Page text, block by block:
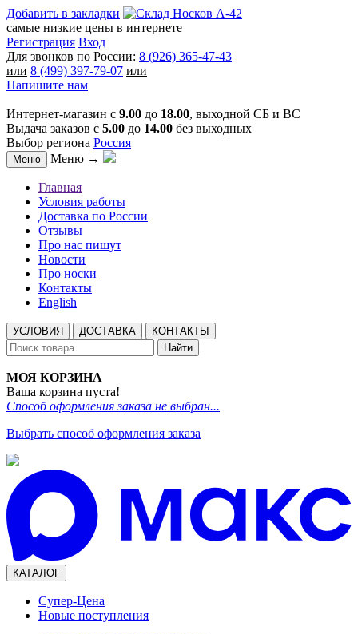
Добавить в закладки
самые низкие цены в интернете
Регистрация Вход
Для звонков по России: 8 (926) 365-47-43
или 8 (499) 397-79-07 или
Напишите нам
Интернет-магазин с 9.00 до 18.00, выходной СБ и ВС
Выдача заказов с 5.00 до 14.00 без выходных
Выбор региона Россия
Меню Меню →
Главная
Условия работы
Доставка по России
Отзывы
Про нас пишут
Новости
Про носки
Контакты
English
УСЛОВИЯ ДОСТАВКА
КОНТАКТЫ
Найти
МОЯ КОРЗИНА
Ваша корзина пуста!
Способ оформления заказа не выбран...
Выбрать способ оформления заказа
КАТАЛОГ
Супер-Цена
Новые поступления